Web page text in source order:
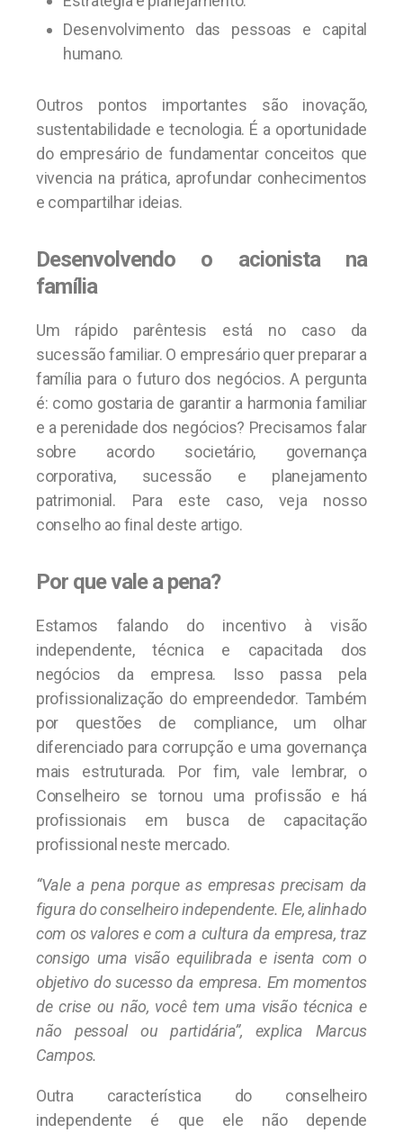
Desenvolvimento das pessoas e capital
humano.
Outros pontos importantes são inovação,
sustentabilidade e tecnologia. É a oportunidade
do empresário de fundamentar conceitos que
vivencia na prática, aprofundar conhecimentos
e compartilhar ideias.
Desenvolvendo o acionista na
família
Um rápido parêntesis está no caso da
sucessão familiar. O empresário quer preparar a
família para o futuro dos negócios. A pergunta
é: como gostaria de garantir a harmonia familiar
e a perenidade dos negócios? Precisamos falar
sobre acordo societário, governança
corporativa, sucessão e planejamento
patrimonial. Para este caso, veja nosso
conselho ao final deste artigo.
Por que vale a pena?
Estamos falando do incentivo à visão
independente, técnica e capacitada dos
negócios da empresa. Isso passa pela
profissionalização do empreendedor. Também
por questões de compliance, um olhar
diferenciado para corrupção e uma governança
mais estruturada. Por fim, vale lembrar, o
Conselheiro se tornou uma profissão e há
profissionais em busca de capacitação
profissional neste mercado.
“Vale a pena porque as empresas precisam da
figura do conselheiro independente. Ele, alinhado
com os valores e com a cultura da empresa, traz
consigo uma visão equilibrada e isenta com o
objetivo do sucesso da empresa. Em momentos
de crise ou não, você tem uma visão técnica e
não pessoal ou partidária”, explica Marcus
Campos.
Outra característica do conselheiro
independente é que ele não depende